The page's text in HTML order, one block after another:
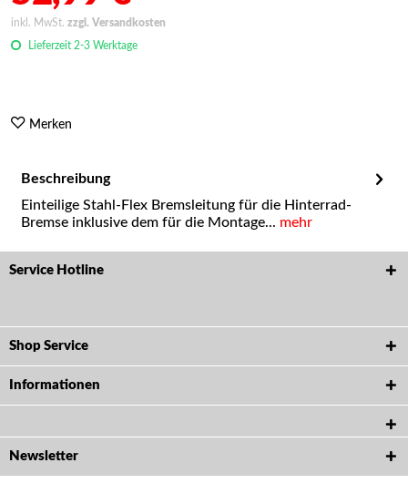
inkl. MwSt. zzgl. Versandkosten
Lieferzeit 2-3 Werktage
Merken
Beschreibung
Einteilige Stahl-Flex Bremsleitung für die Hinterrad-
Bremse inklusive dem für die Montage... mehr
Service Hotline
Shop Service
Informationen
Newsletter